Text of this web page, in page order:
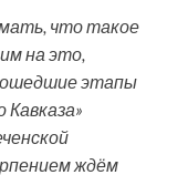
что такое
на это,
этапы
Кавказа»
ждём